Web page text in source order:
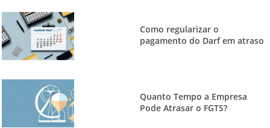
Como regularizar o
pagamento do Darf em atraso
Quanto Tempo a Empresa
Pode Atrasar o FGTS?